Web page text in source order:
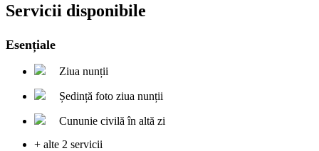
Servicii disponibile
Esențiale
Ziua nunții
Ședință foto ziua nunții
Cununie civilă în altă zi
+ alte 2 servicii